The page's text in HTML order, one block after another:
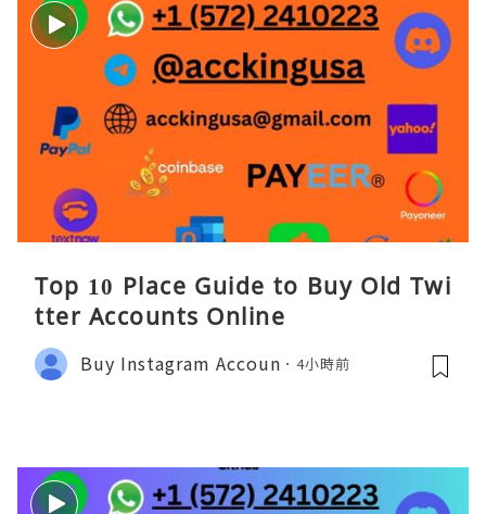
Top 10 Place Guide to Buy Old Twi
tter Accounts Online
Buy Instagram Accoun 4小時前